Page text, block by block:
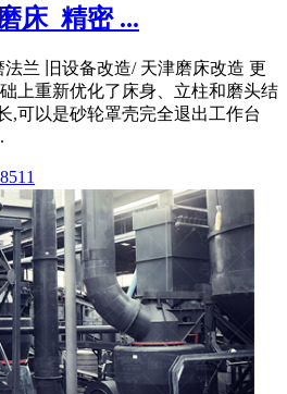
床_精密 ...
法兰 旧设备改造/ 天津磨床改造 更
上重新优化了床身、立柱和磨头结
,可以是砂轮罩壳完全退出工作台